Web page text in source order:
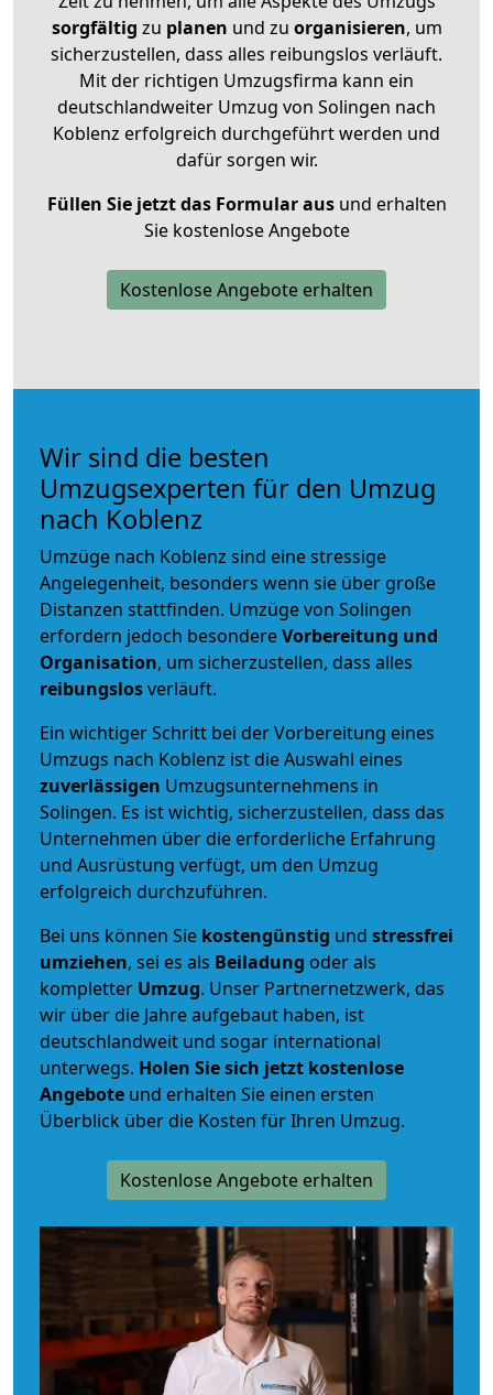
sorgfältig zu planen und zu organisieren, um
sicherzustellen, dass alles reibungslos verläuft.
Mit der richtigen Umzugsfirma kann ein
deutschlandweiter Umzug von Solingen nach
Koblenz erfolgreich durchgeführt werden und
dafür sorgen wir.
Füllen Sie jetzt das Formular ausund erhalten
Sie kostenlose Angebote
Kostenlose Angebote erhalten
Wir sind die besten
Umzugsexperten für den Umzug
nach Koblenz
Umzüge nach Koblenz sind eine stressige
Angelegenheit, besonders wenn sie über große
Distanzen stattfinden. Umzüge von Solingen
erfordern jedoch besondereVorbereitung und
Organisation, um sicherzustellen, dass alles
reibungslosverläuft.
Ein wichtiger Schritt bei der Vorbereitung eines
Umzugs nach Koblenz ist die Auswahl eines
zuverlässigen Umzugsunternehmens in
Solingen. Es ist wichtig, sicherzustellen, dass das
Unternehmen über die erforderliche Erfahrung
und Ausrüstung verfügt, um den Umzug
erfolgreich durchzuführen.
Bei uns können Sie kostengünstig und stressfrei
umziehen, sei es als Beiladung oder als
kompletter Umzug. Unser Partnernetzwerk, das
wir über die Jahre aufgebaut haben, ist
deutschlandweit und sogar international
unterwegs. Holen Sie sich jetzt kostenlose
Angebote und erhalten Sie einen ersten
Überblick über die Kosten für Ihren Umzug.
Kostenlose Angebote erhalten